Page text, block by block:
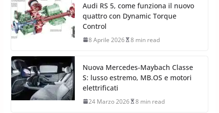
Audi RS 5, come funziona il nuovo
quattro con Dynamic Torque
Control
8 Aprile 2026 8 min read
Nuova Mercedes-Maybach Classe
S: lusso estremo, MB.OS e motori
elettrificati
24 Marzo 2026 8 min read